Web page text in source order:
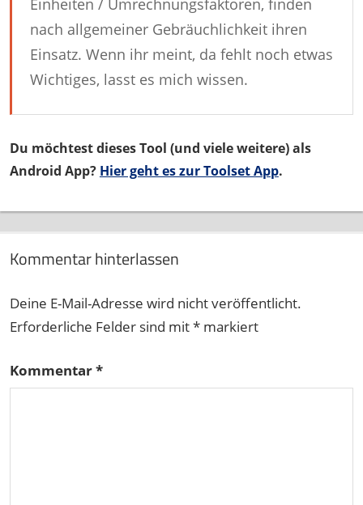
Einheiten / Umrechnungsfaktoren, finden
nach allgemeiner Gebräuchlichkeit ihren
Einsatz. Wenn ihr meint, da fehlt noch etwas
Wichtiges, lasst es mich wissen.
Du möchtest dieses Tool (und viele weitere) als
Android App? Hier geht es zur Toolset App.
Kommentar hinterlassen
Deine E-Mail-Adresse wird nicht veröffentlicht.
Erforderliche Felder sind mit*markiert
Kommentar*